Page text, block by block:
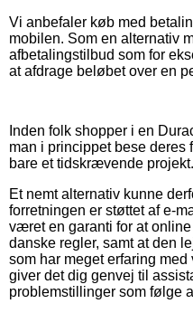
Vi anbefaler køb med
mobilen. Som en alternativ
afbetalingstilbud som for
at afdrage beløbet over en
Inden folk shopper i en
man i princippet bese deres
bare et tidskrævende projekt.
Et nemt alternativ kunne
forretningen er støttet af e-
været en garanti for at
danske regler, samt at den
som har meget erfaring
giver det dig genvej til
problemstillinger som følge